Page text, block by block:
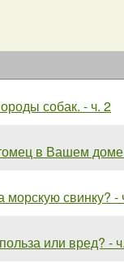
собак. - ч. 2
в Вашем
морскую свинку? -
или вред? -